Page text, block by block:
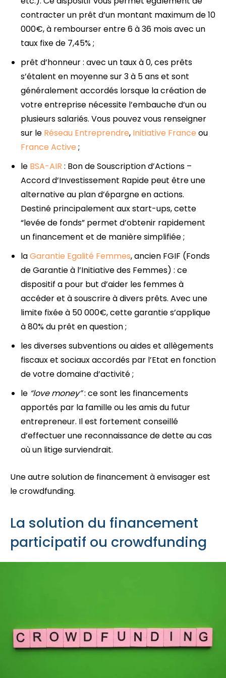
contracter un prêt d’un montant maximum de 10
000€, à rembourser entre 6 à 36 mois avec un
taux fixe de 7,45% ;
prêt d’honneur : avec un taux à 0, ces prêts
s’étalent en moyenne sur 3 à 5 ans et sont
généralement accordés lorsque la création de
votre entreprise nécessite l’embauche d’un ou
plusieurs salariés. Vous pouvez vous renseigner
sur le Réseau Entreprendre, Initiative France ou
France Active ;
le BSA-AIR : Bon de Souscription d’Actions –
Accord d’Investissement Rapide peut être une
alternative au plan d’épargne en actions.
Destiné principalement aux start-ups, cette
“levée de fonds” permet d’obtenir rapidement
un financement et de manière simplifiée ;
laGarantie Egalité Femmes, ancien FGIF (Fonds
de Garantie à l’Initiative des Femmes) : ce
dispositif a pour but d’aider les femmes à
accéder et à souscrire à divers prêts. Avec une
limite fixée à 50 000€, cette garantie s’applique
à 80% du prêt en question ;
les diverses subventions ou aides et allègements
fiscaux et sociaux accordés par l’Etat en fonction
de votre domaine d’activité ;
le “love money”: ce sont les financements
apportés par la famille ou les amis du futur
entrepreneur. Il est fortement conseillé
d’effectuer une reconnaissance de dette au cas
où un litige surviendrait.
Une autre solution de financement à envisager est
le crowdfunding.
La solution du financement
participatif ou crowdfunding